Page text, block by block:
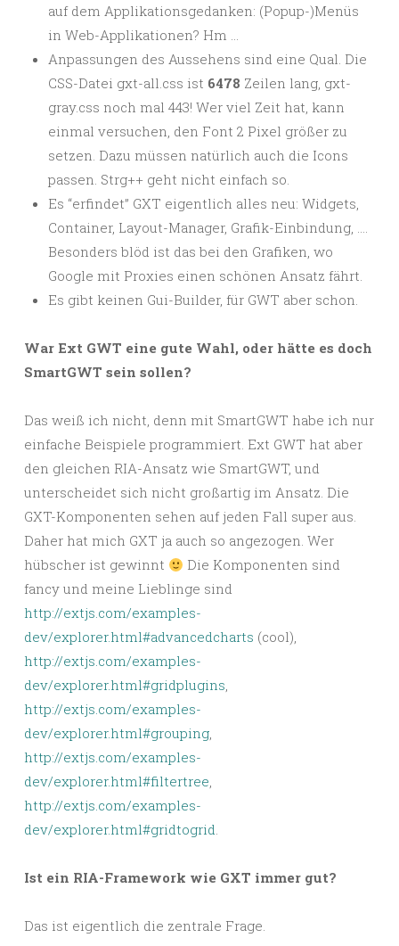
auf dem Applikationsgedanken: (Popup-)Menüs
in Web-Applikationen? Hm …
Anpassungen des Aussehens sind eine Qual. Die
CSS-Datei gxt-all.css ist 6478 Zeilen lang, gxt-
gray.css noch mal 443! Wer viel Zeit hat, kann
einmal versuchen, den Font 2 Pixel größer zu
setzen. Dazu müssen natürlich auch die Icons
passen. Strg++ geht nicht einfach so.
Es “erfindet” GXT eigentlich alles neu: Widgets,
Container, Layout-Manager, Grafik-Einbindung, ….
Besonders blöd ist das bei den Grafiken, wo
Google mit Proxies einen schönen Ansatz fährt.
Es gibt keinen Gui-Builder, für GWT aber schon.
War Ext GWT eine gute Wahl, oder hätte es doch
SmartGWT sein sollen?
Das weiß ich nicht, denn mit SmartGWT habe ich nur
einfache Beispiele programmiert. Ext GWT hat aber
den gleichen RIA-Ansatz wie SmartGWT, und
unterscheidet sich nicht großartig im Ansatz. Die
GXT-Komponenten sehen auf jeden Fall super aus.
Daher hat mich GXT ja auch so angezogen. Wer
hübscher ist gewinnt
Die Komponenten sind
fancy und meine Lieblinge sind
http://extjs.com/examples-
dev/explorer.html#advancedcharts (cool),
http://extjs.com/examples-
dev/explorer.html#gridplugins,
http://extjs.com/examples-
dev/explorer.html#grouping,
http://extjs.com/examples-
dev/explorer.html#filtertree,
http://extjs.com/examples-
dev/explorer.html#gridtogrid.
Ist ein RIA-Framework wie GXT immer gut?
Das ist eigentlich die zentrale Frage.